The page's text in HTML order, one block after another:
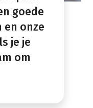
goede
onze
je je
om